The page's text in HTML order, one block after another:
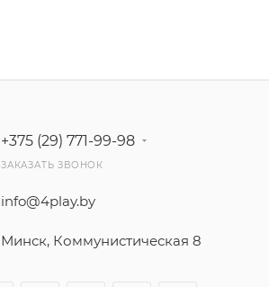
+375 (29) 771-99-98
ЗАКАЗАТЬ ЗВОНОК
info@4play.by
Минск, Коммунистическая 8